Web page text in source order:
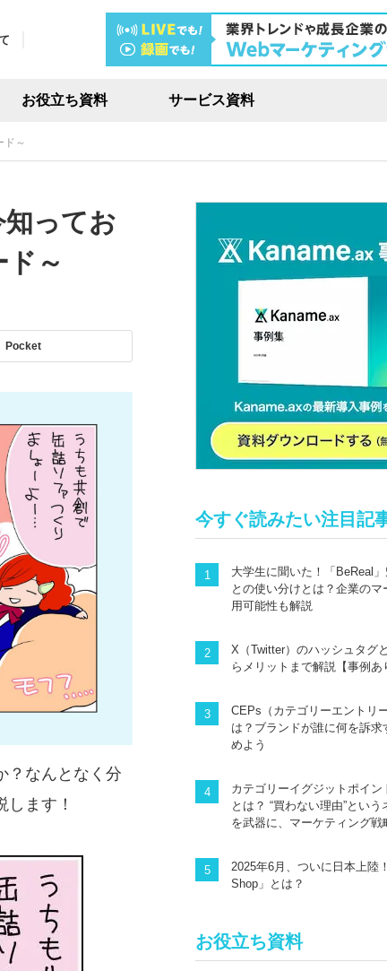
お役立ち資料 サービス資料
ド～
ってお
～
Pocket
？なんとなく分
ます！
今すぐ読みたい注目記
大学生に聞いた！「BeReal
との使い分けとは？企業のマ
用可能性も解説
X（Twitter）のハッシュタグ
らメリットまで解説【事例あ
CEPs（カテゴリーエントリ
は？ブランドが誰に何を訴求
めよう
カテゴリーイグジットポイン
とは？ “買わない理由”とい
を武器に、マーケティング戦
2025年6月、ついに日本上陸
Shop」とは？
お役立ち資料